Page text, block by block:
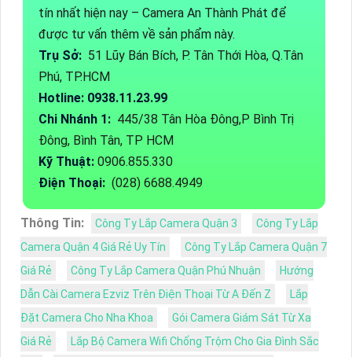
tín nhất hiện nay – Camera An Thành Phát để
được tư vấn thêm về sản phẩm này.
Trụ Sở: 51 Lũy Bán Bích, P. Tân Thới Hòa, Q.Tân
Phú, TP.HCM
Hotline: 0938.11.23.99
Chi Nhánh 1: 445/38 Tân Hòa Đông,P Bình Trị
Đông, Bình Tân, TP HCM
Kỹ Thuật: 0906.855.330
Điện Thoại: (028) 6688.4949
Thông Tin: Công Ty Lắp Camera Quận 3
Công Ty Lắp
Camera Quận 4 Giá Rẻ Uy Tín
Công Ty Lắp Camera Quận 7
Giá Rẻ
Công Ty Lắp Camera Quận Phú Nhuận
Hướng
Dẫn Cài Camera Ezviz Trên Điện Thoại Từ A Đến Z
Lắp
Đặt Camera Cho Nha Khoa
Gói Camera Giám Sát Từ Xa
Giá Rẻ
Lắp Bộ Camera Wifi Chống Trộm Cho Gia Đình Sắc